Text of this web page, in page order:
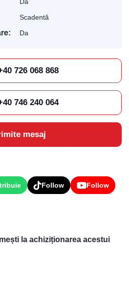
Scadentă
Da
726 068 868
746 240 064
mesaj
Follow Follow
la achiziționarea acestui